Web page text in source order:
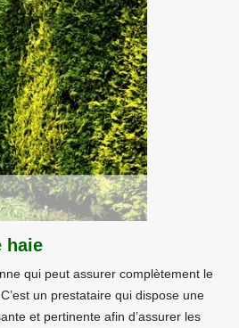
haie
qui peut assurer complètement le
un prestataire qui dispose une
et pertinente afin d’assurer les